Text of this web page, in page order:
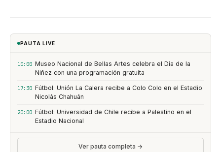
PAUTA LIVE
10:00 Museo Nacional de Bellas Artes celebra el Día de la
Niñez con una programación gratuita
17:30 Fútbol: Unión La Calera recibe a Colo Colo en el Estadio
Nicolás Chahuán
20:00 Fútbol: Universidad de Chile recibe a Palestino en el
Estadio Nacional
Ver pauta completa →